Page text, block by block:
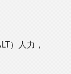
）人力，